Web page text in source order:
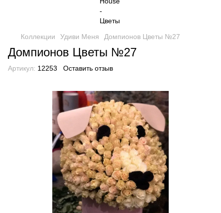
Коллекции Удиви Меня Домпионов Цветы №27
Домпионов Цветы №27
Артикул: 12253 Оставить отзыв